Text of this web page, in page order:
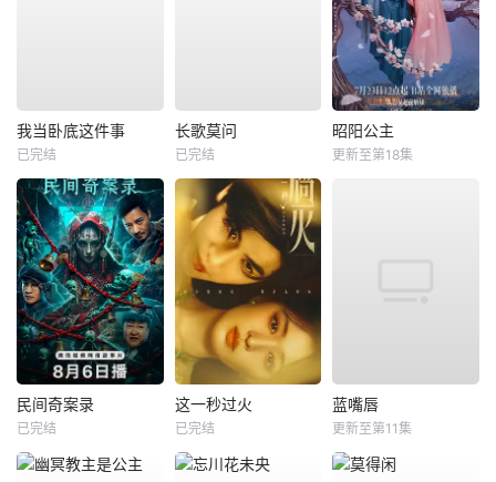
我当卧底这件事
已完结
长歌莫问
已完结
昭阳公主
更新至第18集
民间奇案录
已完结
这一秒过火
已完结
蓝嘴唇
更新至第11集